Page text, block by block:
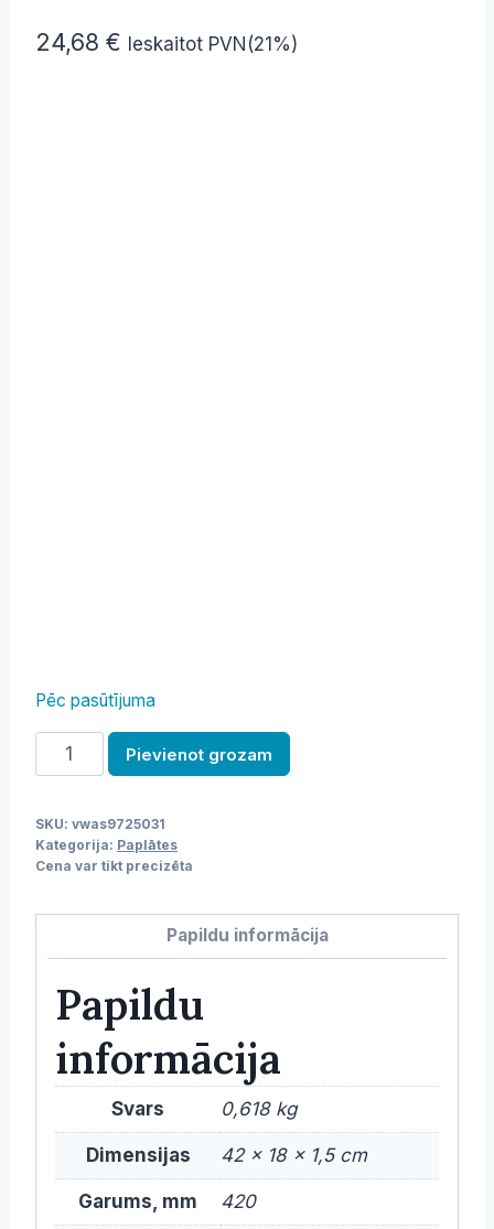
24,68 € Ieskaitot PVN(21%)
Pēc pasūtījuma
Paplāte
daudzums
Pievienot grozam
SKU: vwas9725031
Kategorija: Paplātes
Cena var tikt precizēta
Papildu informācija
Papildu
informācija
Svars 0,618 kg
Dimensijas 42 × 18 × 1,5 cm
Garums, mm 420